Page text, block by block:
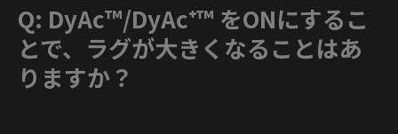
Q: DyAc™/DyAc⁺™ をONにするこ
とで、ラグが大きくなることはあ
りますか？